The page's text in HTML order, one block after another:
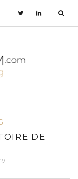
DE